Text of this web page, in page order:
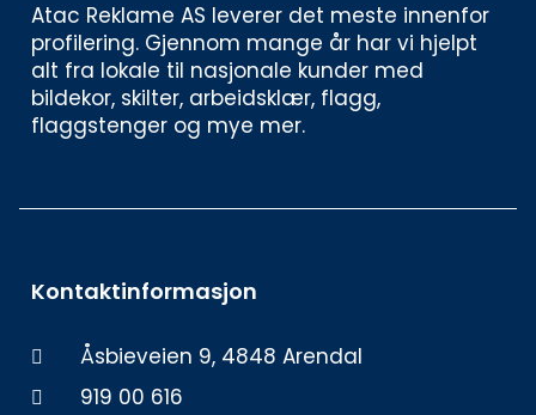
Atac Reklame AS leverer det meste innenfor
profilering. Gjennom mange år har vi hjelpt
alt fra lokale til nasjonale kunder med
bildekor, skilter, arbeidsklær, flagg,
flaggstenger og mye mer.
Kontaktinformasjon
Åsbieveien 9, 4848 Arendal
919 00 616